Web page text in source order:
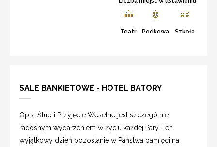
Teatr Podkowa Szkoła
SALE BANKIETOWE - HOTEL BATORY
Opis: Ślub i Przyjęcie Weselne jest szczególnie
radosnym wydarzeniem w życiu każdej Pary. Ten
wyjątkowy dzień pozostanie w Państwa pamięci na